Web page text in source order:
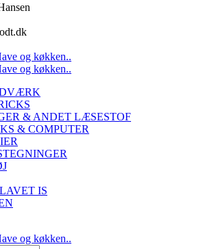
og køkken..
og køkken..
& ANDET LÆSESTOF
& COMPUTER
IS
og køkken..